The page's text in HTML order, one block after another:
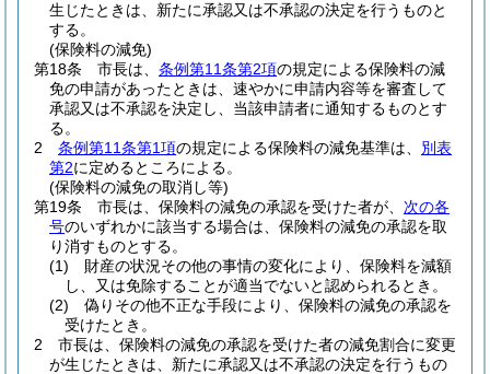
生じたときは、新たに承認又は不承認の決定を行うものと
する。
(保険料の減免)
第18条
市長は、 条例第11条第2項の規定による保険料の減
免の申請があったときは、速やかに申請内容等を審査して
承認又は不承認を決定し、当該申請者に通知するものとす
る。
2
条例第11条第1項の規定による保険料の減免基準は、 別表
第2に定めるところによる。
(保険料の減免の取消し等)
第19条
市長は、保険料の減免の承認を受けた者が、 次の各
号のいずれかに該当する場合は、保険料の減免の承認を取
り消すものとする。
(1)
財産の状況その他の事情の変化により、保険料を減額
し、又は免除することが適当でないと認められるとき。
(2)
偽りその他不正な手段により、保険料の減免の承認を
受けたとき。
2
市長は、保険料の減免の承認を受けた者の減免割合に変更
が生じたときは、新たに承認又は不承認の決定を行うもの